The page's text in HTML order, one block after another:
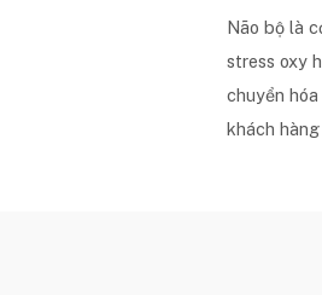
Não bộ là
stress oxy
chuyển
khách